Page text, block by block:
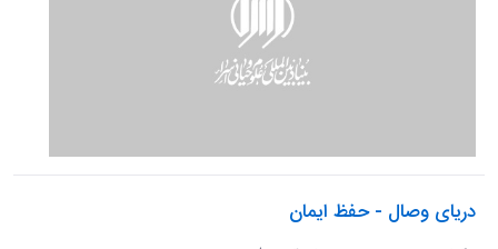
دریای وصال - حفظ ایمان